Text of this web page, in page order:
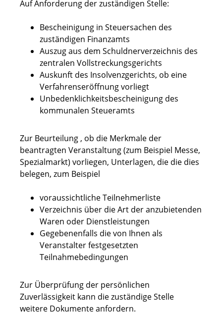
Auf Anforderung der zuständigen Stelle:
Bescheinigung in Steuersachen des
zuständigen Finanzamts
Auszug aus dem Schuldnerverzeichnis des
zentralen Vollstreckungsgerichts
Auskunft des Insolvenzgerichts, ob eine
Verfahrenseröffnung vorliegt
Unbedenklichkeitsbescheinigung des
kommunalen Steueramts
Zur Beurteilung , ob die Merkmale der
beantragten Veranstaltung (zum Beispiel Messe,
Spezialmarkt) vorliegen, Unterlagen, die die dies
belegen, zum Beispiel
voraussichtliche Teilnehmerliste
Verzeichnis über die Art der anzubietenden
Waren oder Dienstleistungen
Gegebenenfalls die von Ihnen als
Veranstalter festgesetzten
Teilnahmebedingungen
Zur Überprüfung der persönlichen
Zuverlässigkeit kann die zuständige Stelle
weitere Dokumente anfordern.